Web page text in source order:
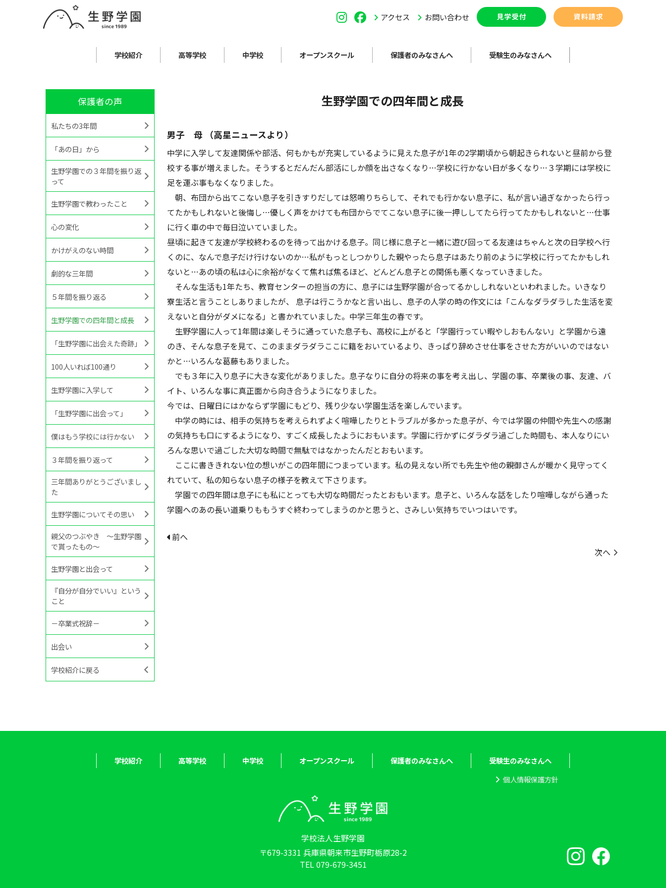
アクセス お問い合わせ
学校紹介 高等学校 中学校 オープンスクール 保護者のみなさんへ 受験生のみなさんへ
保護者の声
私たちの3年間
「あの日」から
生野学園での３年間を振り返
って
生野学園で教わったこと
心の変化
かけがえのない時間
劇的な三年間
５年間を振り返る
生野学園での四年間と成長
「生野学園に出会えた奇跡」
100人いれば100通り
生野学園に入学して
「生野学園に出会って」
僕はもう学校には行かない
３年間を振り返って
三年間ありがとうございまし
た
生野学園についてその思い
親父のつぶやき ～生野学園
で貰ったもの～
生野学園と出会って
『自分が自分でいい』という
こと
－卒業式祝辞－
出会い
学校紹介に戻る
生野学園での四年間と成長
男子 母 （高星ニュースより）
中学に入学して友達関係や部活、何もかもが充実しているように見えた息子が1年の2学期頃から朝起きられないと昼前から登
校する事が増えました。そうするとだんだん部活にしか顔を出さなくなり…学校に行かない日が多くなり…３学期には学校に
足を運ぶ事もなくなりました。
朝、布団から出てこない息子を引きすりだしては怒鳴りちらして、それでも行かない息子に、私が言い過ぎなかったら行っ
てたかもしれないと後悔し…優しく声をかけても布団からでてこない息子に後一押ししてたら行ってたかもしれないと…仕事
に行く車の中で毎日泣いていました。
昼頃に起きて友達が学校終わるのを待って出かける息子。同じ様に息子と一緒に遊び回ってる友達はちゃんと次の日学校へ行
くのに、なんで息子だけ行けないのか…私がもっとしつかりした親やったら息子はあたり前のように学校に行ってたかもしれ
ないと…あの頃の私は心に余裕がなくて焦れば焦るほど、どんどん息子との関係も悪くなっていきました。
そんな生活も1年たち、教育センターの担当の方に、息子には生野学園が合ってるかししれないといわれました。いきなり
寮生活と言うことしありましたが、 息子は行こうかなと言い出し、息子の人学の時の作文には「こんなダラダラした生活を変
えないと自分がダメになる」と書かれていました。中学三年生の春です。
生野学園に人って1年間は楽しそうに通っていた息子も、高校に上がると「学園行ってい暇やしおもんない」と学園から遠
のき、そんな息子を見て、このままダラダラここに籍をおいているより、きっぱり辞めさせ仕事をさせた方がいいのではない
かと…いろんな葛藤もありました。
でも３年に入り息子に大きな変化がありました。息子なりに自分の将来の事を考え出し、学園の事、卒業後の事、友達、バ
イト、いろんな事に真正面から向き合うようになりました。
今では、日曜日にはかならず学園にもどり、残り少ない学園生活を楽しんでいます。
中学の時には、相手の気持ちを考えられずよく喧嘩したりとトラブルが多かった息子が、今では学園の仲間や先生への感謝
の気持ちも口にするようになり、すごく成長したようにおもいます。学園に行かずにダラダラ過ごした時間も、本人なりにい
ろんな思いで過ごした大切な時間で無駄ではなかったんだとおもいます。
ここに書ききれない位の想いがこの四年間につまっています。私の見えない所でも先生や他の親御さんが暖かく見守ってく
れていて、私の知らない息子の様子を教えて下さります。
学園での四年間は息子にも私にとっても大切な時間だったとおもいます。息子と、いろんな話をしたり喧嘩しながら通った
学園へのあの長い道乗りももうすぐ終わってしまうのかと思うと、さみしい気持ちでいつはいです。
前へ
次へ
学校紹介 高等学校 中学校 オープンスクール 保護者のみなさんへ
受験生のみなさんへ
個人情報保護方針
学校法人生野学園
〒679-3331 兵庫県朝来市生野町栃原28-2
TEL 079-679-3451